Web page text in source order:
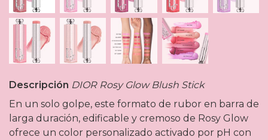
Descripción DIOR Rosy Glow Blush Stick
En un solo golpe, este formato de rubor en barra de
larga duración, edificable y cremoso de Rosy Glow
ofrece un color personalizado activado por pH con